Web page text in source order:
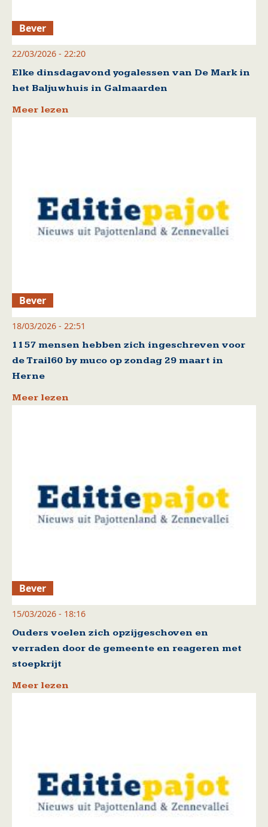
Bever
22/03/2026 - 22:20
Elke dinsdagavond yogalessen van De Mark in
het Baljuwhuis in Galmaarden
Meer lezen
Bever
18/03/2026 - 22:51
1157 mensen hebben zich ingeschreven voor
de Trail60 by muco op zondag 29 maart in
Herne
Meer lezen
Bever
15/03/2026 - 18:16
Ouders voelen zich opzijgeschoven en
verraden door de gemeente en reageren met
stoepkrijt
Meer lezen